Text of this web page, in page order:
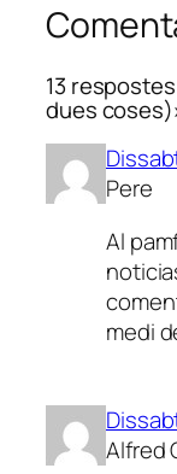
13
dues
Pere
Al
medi
Alfred